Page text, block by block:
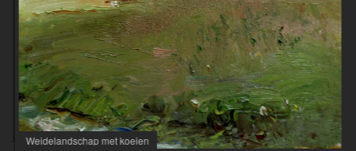
Weidelandschap met koeien